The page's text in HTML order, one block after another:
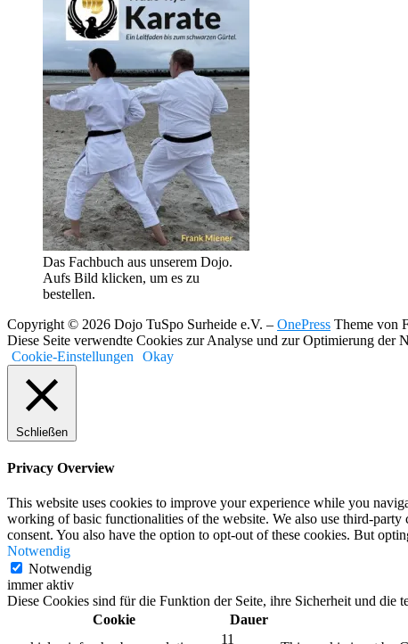
Das Fachbuch aus unserem Dojo.
Aufs Bild klicken, um es zu
bestellen.
Copyright © 2026 Dojo TuSpo Surheide e.V. – OnePress Theme von
Diese Seite verwendte Cookies zur Analyse und zur Optimierung
Cookie-Einstellungen
Okay
Schließen
Privacy Overview
This website uses cookies to improve your experience while you
working of basic functionalities of the website. We also use third-
consent. You also have the option to opt-out of these cookies. But
Notwendig
Notwendig
immer aktiv
Diese Cookies sind für die Funktion der Seite, ihre Sicherheit und die
Cookie
Dauer
11